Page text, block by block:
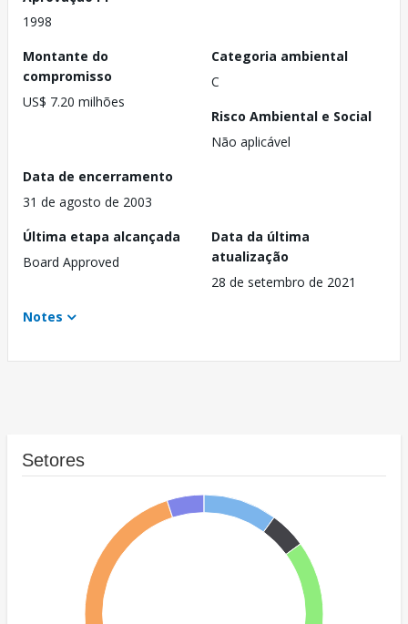
1998
Montante do
compromisso
US$ 7.20 milhões
Categoria ambiental
C
Risco Ambiental e Social
Não aplicável
Data de encerramento
31 de agosto de 2003
Última etapa alcançada
Board Approved
Data da última
atualização
28 de setembro de 2021
Notes
Setores